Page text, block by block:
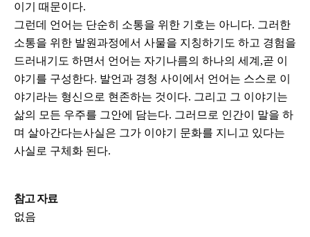
이기 때문이다.
그런데 언어는 단순히 소통을 위한 기호는 아니다. 그러한
소통을 위한 발원과정에서 사물을 지칭하기도 하고 경험을
드러내기도 하면서 언어는 자기나름의 하나의 세계,곧 이
야기를 구성한다. 발언과 경청 사이에서 언어는 스스로 이
야기라는 형신으로 현존하는 것이다. 그리고 그 이야기는
삶의 모든 우주를 그안에 담는다. 그러므로 인간이 말을 하
며 살아간다는사실은 그가 이야기 문화를 지니고 있다는
사실로 구체화 된다.
참고 자료
없음